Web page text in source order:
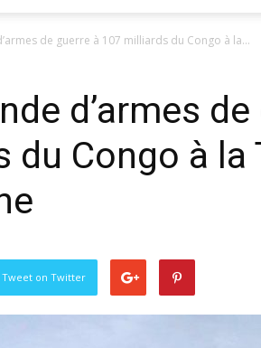
de guerre à 107 milliards du Congo à la...
d’armes
du Congo à la
Tweet on Twitter